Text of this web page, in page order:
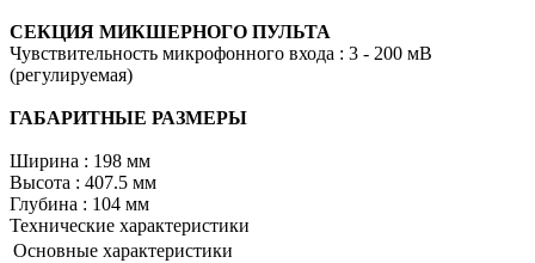
СЕКЦИЯ МИКШЕРНОГО ПУЛЬТА
Чувствительность микрофонного входа : 3 - 200 мВ
(регулируемая)
ГАБАРИТНЫЕ РАЗМЕРЫ
Ширина : 198 мм
Высота : 407.5 мм
Глубина : 104 мм
Технические характеристики
Основные характеристики